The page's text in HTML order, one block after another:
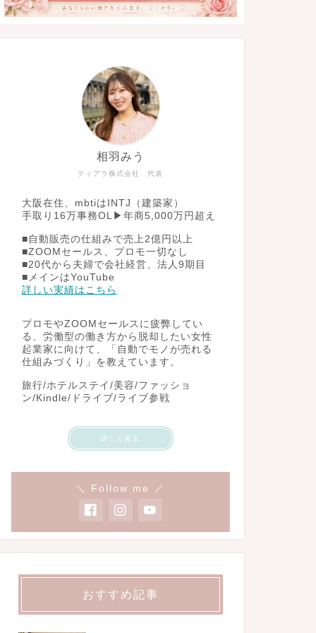
ティアラ株式会社 代表
相羽みう
大阪在住、mbtiはINTJ（建築家）
手取り16万事務OL▶︎年商5,000万円超え
■自動販売の仕組みで売上2億円以上
■ZOOMセールス、プロモ一切なし
■20代から夫婦で会社経営、法人9期目
■メインはYouTube
詳しい実績はこちら
プロモやZOOMセールスに疲弊してい
る、労働型の働き方から脱却したい女性
起業家に向けて、「自動でモノが売れる
仕組みづくり」を教えています。
旅行/ホテルステイ/美容/ファッショ
ン/Kindle/ドライブ/ライブ参戦
詳しく見る
＼ Follow me ／
おすすめ記事